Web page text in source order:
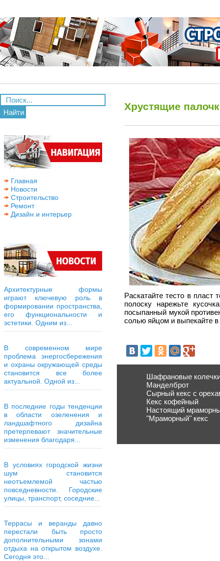
Найти
Главная
Новости
Строительство
Ремонт
Дизайн и интерьер
Архитектурные формы
играют ключевую роль в
формировании пространства,
его функциональности и
эстетики. Одним из...
В современном мире
проблема энергосбережения
и охраны окружающей среды
становится все более
актуальной. Одной из...
В последние годы тенденции
в области озеленения и
ландшафтного дизайна
претерпевают значительные
изменения благодаря...
В условиях городской жизни
шум становится
неотъемлемой частью
повседневности. Городские
улицы, транспорт, соседние...
Террасы и веранды давно
перестали быть просто
дополнительными зонами
отдыха на открытом воздухе.
Сегодня это...
Хрустящие
Раскатайте тесто в
полоску нарежьте
посыпанный мукой
солью яйцом и выпекайте в
Шафрановые
Манделброт
Сырный кекс с
Кекс кофейный
Настоящий
"Мраморный" кекс